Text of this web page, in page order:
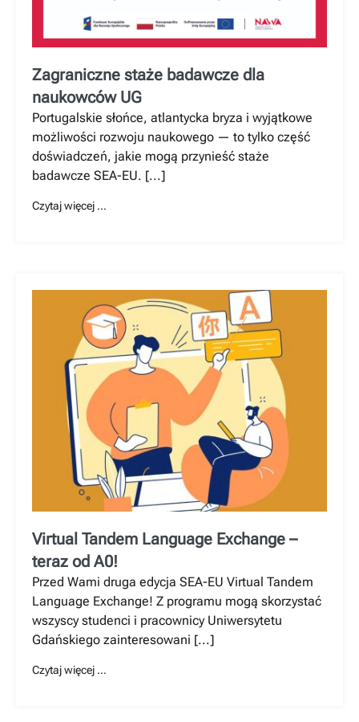
Zagraniczne staże badawcze dla
naukowców UG
Portugalskie słońce, atlantycka bryza i wyjątkowe
możliwości rozwoju naukowego — to tylko część
doświadczeń, jakie mogą przynieść staże
badawcze SEA-EU. [...]
Czytaj więcej …
Virtual Tandem Language Exchange –
teraz od A0!
Przed Wami druga edycja SEA-EU Virtual Tandem
Language Exchange! Z programu mogą skorzystać
wszyscy studenci i pracownicy Uniwersytetu
Gdańskiego zainteresowani [...]
Czytaj więcej …